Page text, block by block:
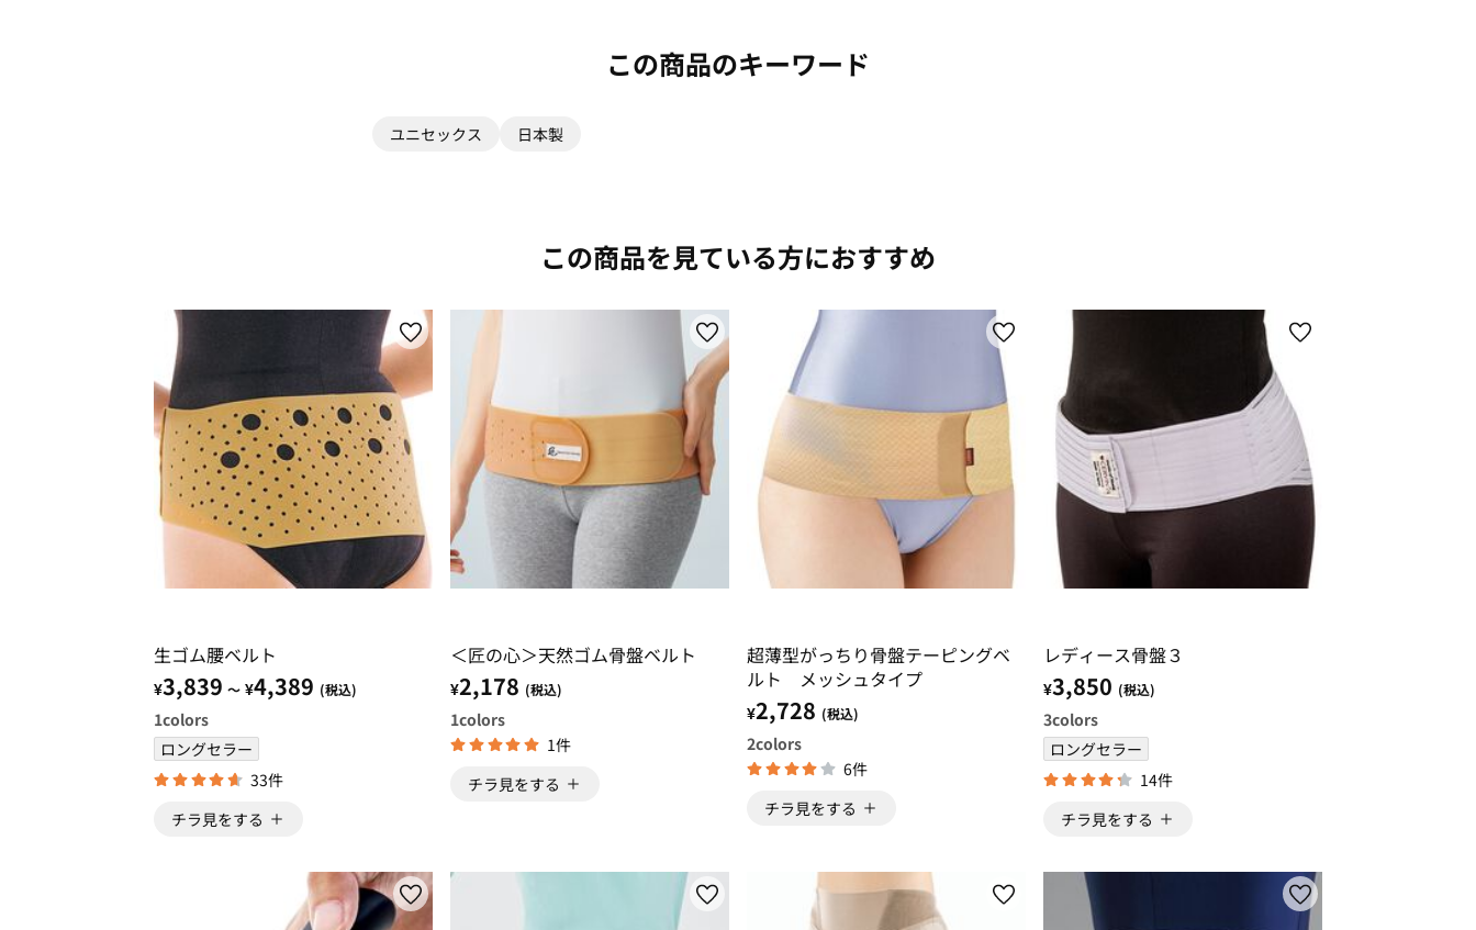
この商品のキーワード
ユニセックス 日本製
この商品を見ている方におすすめ
生ゴム腰ベルト
¥3,839 ～ ¥4,389 (税込)
1colors
ロングセラー
33件
チラ見をする
＜匠の心＞天然ゴム骨盤ベルト
¥2,178 (税込)
1colors
1件
チラ見をする
超薄型がっちり骨盤テーピングベ
ルト メッシュタイプ
¥2,728 (税込)
2colors
6件
チラ見をする
レディース骨盤３
¥3,850 (税込)
3colors
ロングセラー
14件
チラ見をする